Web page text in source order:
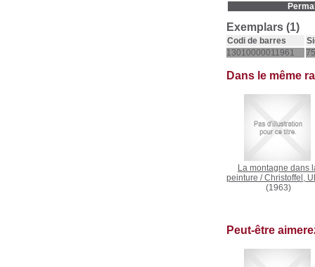
Exemplars (1)
Codi de barres
13010000011961
Dans le même
La montagne dans
peinture /Christoffel,
(1963)
Peut-être